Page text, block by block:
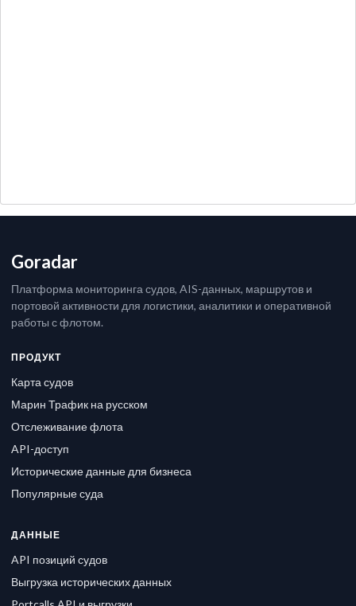
Goradar
Платформа мониторинга судов, AIS-данных, маршрутов и
портовой активности для логистики, аналитики и оперативной
работы с флотом.
ПРОДУКТ
Карта судов
Марин Трафик на русском
Отслеживание флота
API-доступ
Исторические данные для бизнеса
Популярные суда
ДАННЫЕ
API позиций судов
Выгрузка исторических данных